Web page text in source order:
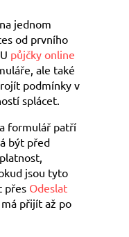
jednom
od prvního
půjčky online
ale také
podmínky v
splácet.
formulář patří
být před
jsou tyto
přes Odeslat
přijít až po